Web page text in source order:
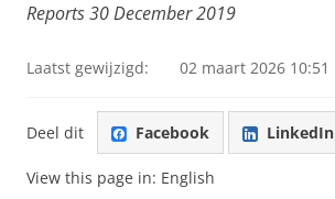
Reports 30 December 2019
Laatst gewijzigd: 02 maart 2026 10:51
Deel dit Facebook LinkedIn
View this page in: English